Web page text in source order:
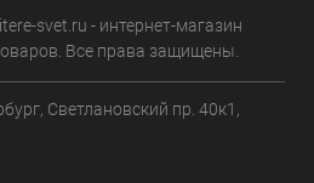
svet.ru - интернет-магазин
Все права защищены.
Светлановский пр. 40к1,